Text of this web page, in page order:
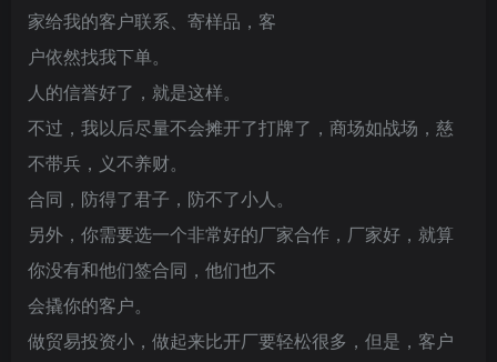
家给我的客户联系、寄样品，客
户依然找我下单。
人的信誉好了，就是这样。
不过，我以后尽量不会摊开了打牌了，商场如战场，慈
不带兵，义不养财。
合同，防得了君子，防不了小人。
另外，你需要选一个非常好的厂家合作，厂家好，就算
你没有和他们签合同，他们也不
会撬你的客户。
做贸易投资小，做起来比开厂要轻松很多，但是，客户